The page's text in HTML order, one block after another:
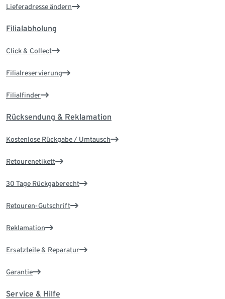
Lieferadresse ändern
Filialabholung
Click & Collect
Filialreservierung
Filialfinder
Rücksendung & Reklamation
Kostenlose Rückgabe / Umtausch
Retourenetikett
30 Tage Rückgaberecht
Retouren-Gutschrift
Reklamation
Ersatzteile & Reparatur
Garantie
Service & Hilfe